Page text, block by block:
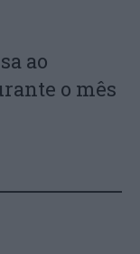
ao
o mês